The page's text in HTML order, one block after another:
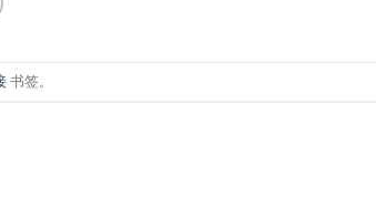
书签。